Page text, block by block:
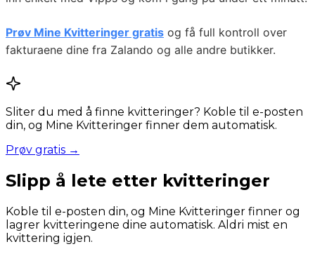
Prøv Mine Kvitteringer gratis og få full kontroll over
fakturaene dine fra Zalando og alle andre butikker.
Sliter du med å finne kvitteringer? Koble til e-posten
din, og Mine Kvitteringer finner dem automatisk.
Prøv gratis →
Slipp å lete etter kvitteringer
Koble til e-posten din, og Mine Kvitteringer finner og
lagrer kvitteringene dine automatisk. Aldri mist en
kvittering igjen.